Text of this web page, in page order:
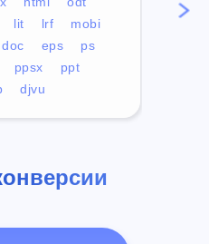
lit lrf
mobi
doc eps
ps
ppsx
ppt
djvu